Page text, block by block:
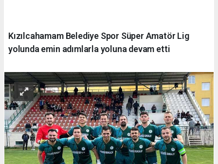
Kızılcahamam Belediye Spor Süper Amatör Lig
yolunda emin adımlarla yoluna devam etti